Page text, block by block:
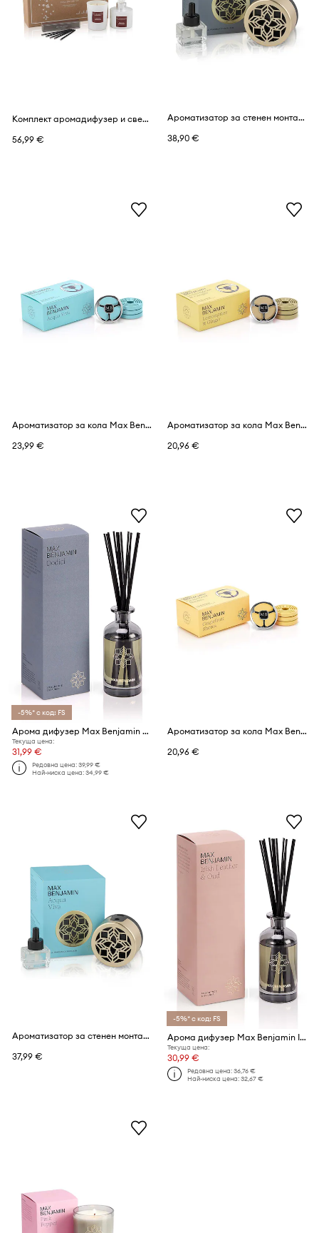
Комплект аромадифузер и свещи Max Benjamin
56,99 €
Ароматизатор за стенен монтаж Max Benjamin Dodici 15 ml
38,90 €
Ароматизатор за кола Max Benjamin Acqua Viva
23,99 €
Ароматизатор за кола Max Benjamin Lemongrass & Ginger
20,96 €
-5%* с код: FS
Арома дифузер Max Benjamin Dodici 150 ml
Текуща цена:
31,99 €
Редовна цена:39,99 €
Най-ниска цена:34,99 €
Ароматизатор за кола Max Benjamin Grapefruit Shores
20,96 €
Ароматизатор за стенен монтаж Max Benjamin Acqua Viva 15 ml
37,99 €
-5%* с код: FS
Арома дифузер Max Benjamin Irish Leather & Oud 150 ml
Текуща цена:
30,99 €
Редовна цена:36,76 €
Най-ниска цена:32,67 €